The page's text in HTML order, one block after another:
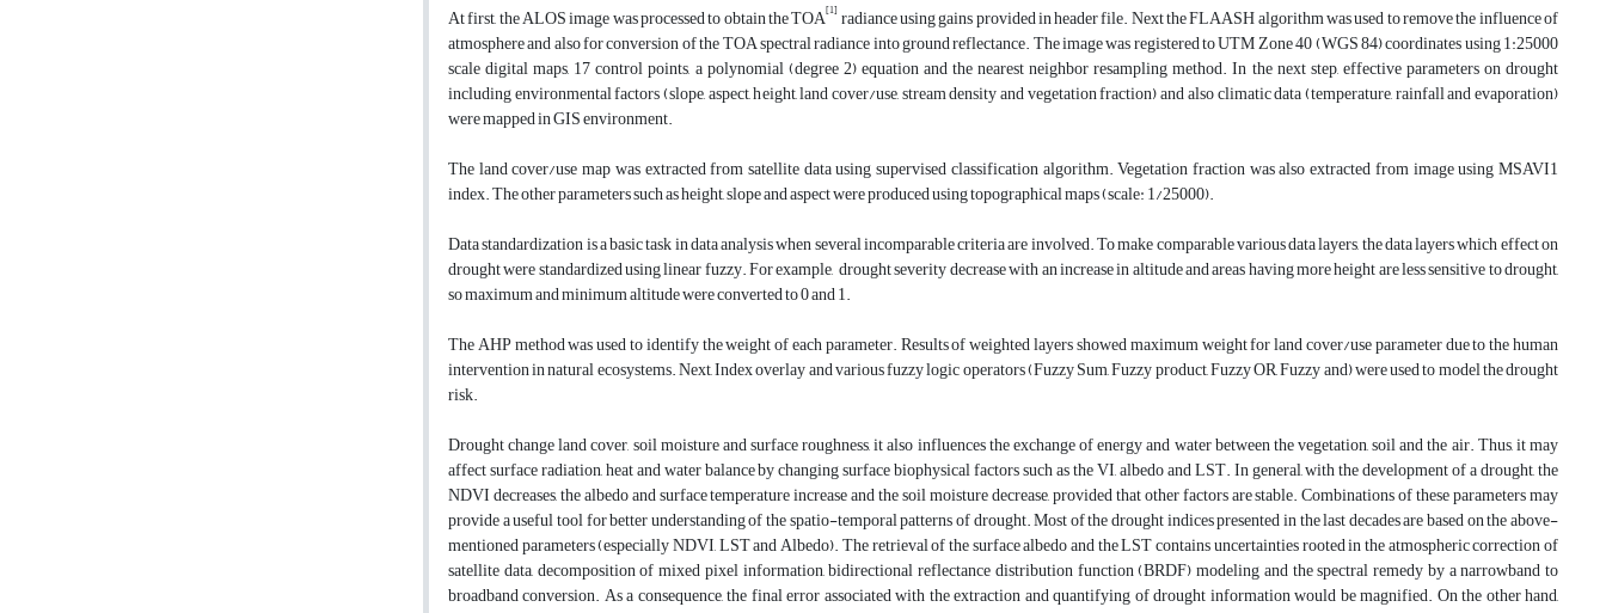
At first, the ALOS image was processed to obtain the TOA[1] radiance using gains provided in header file. Next the FLAASH algorithm was used to remove the influence of
atmosphere and also for conversion of the TOA spectral radiance into ground reflectance. The image was registered to UTM Zone 40 (WGS 84) coordinates using 1:25000
scale digital maps, 17 control points, a polynomial (degree 2) equation and the nearest neighbor resampling method. In the next step, effective parameters on drought
including environmental factors (slope, aspect, height, land cover/use, stream density and vegetation fraction) and also climatic data (temperature, rainfall and evaporation)
were mapped in GIS environment.
The land cover/use map was extracted from satellite data using supervised classification algorithm. Vegetation fraction was also extracted from image using MSAVI1
index. The other parameters such as height, slope and aspect were produced using topographical maps (scale: 1/25000).
Data standardization is a basic task in data analysis when several incomparable criteria are involved. To make comparable various data layers, the data layers which effect on
drought were standardized using linear fuzzy. For example, drought severity decrease with an increase in altitude and areas having more height are less sensitive to drought,
so maximum and minimum altitude were converted to 0 and 1.
The AHP method was used to identify the weight of each parameter. Results of weighted layers showed maximum weight for land cover/use parameter due to the human
intervention in natural ecosystems. Next, Index overlay and various fuzzy logic operators (Fuzzy Sum, Fuzzy product, Fuzzy OR, Fuzzy and) were used to model the drought
risk.
Drought change land cover, soil moisture and surface roughness, it also influences the exchange of energy and water between the vegetation, soil and the air. Thus, it may
affect surface radiation, heat and water balance by changing surface biophysical factors such as the VI, albedo and LST. In general, with the development of a drought, the
NDVI decreases, the albedo and surface temperature increase and the soil moisture decrease, provided that other factors are stable. Combinations of these parameters may
provide a useful tool for better understanding of the spatio-temporal patterns of drought. Most of the drought indices presented in the last decades are based on the above-
mentioned parameters (especially NDVI, LST and Albedo). The retrieval of the surface albedo and the LST contains uncertainties rooted in the atmospheric correction of
satellite data, decomposition of mixed pixel information, bidirectional reflectance distribution function (BRDF) modeling and the spectral remedy by a narrowband to
broadband conversion. As a consequence, the final error associated with the extraction and quantifying of drought information would be magnified. On the other hand,